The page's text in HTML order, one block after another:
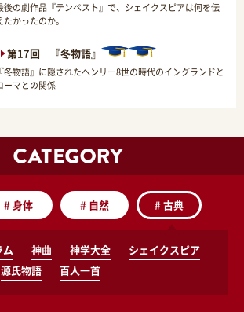
後の劇作品『テンペスト』で、シェイクスピアは何を伝
たかったのか。
第17回 『冬物語』
『冬物語』に隠されたヘンリー8世の時代のイングランドと
ーマとの関係
#身体 # 自然 #古典
ム 神曲 神学大全
シェイクスピア
源氏物語 百人一首